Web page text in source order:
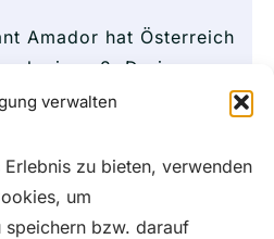
verwalten
zu bieten, verwenden
um
speichern bzw. darauf
Amador hat Österreich
einen 2. Drei-
hat sich des
näher
Mehr lesen